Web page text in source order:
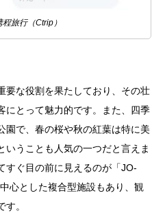
旅行（Ctrip）
要な役割を果たしており、その壮
にとって魅力的です。また、四季
園で、春の桜や秋の紅葉は特に美
いうことも人気の一つだと言えま
すぐ目の前に見えるのが「JO-
心とした複合型施設もあり、観
。